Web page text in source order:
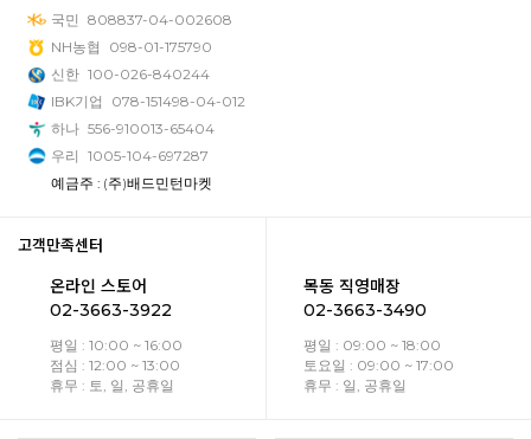
국민 808837-04-002608
NH농협
098-01-175790
신한 100-026-840244
IBK기업
078-151498-04-012
하나 556-910013-65404
우리 1005-104-697287
예금주 : (주)배드민턴마켓
고객만족센터
온라인 스토어
02-3663-3922
평일 : 10:00 ~ 16:00
점심 : 12:00 ~ 13:00
휴무 : 토, 일, 공휴일
목동 직영매장
02-3663-3490
평일 : 09:00 ~ 18:00
토요일 : 09:00 ~ 17:00
휴무 : 일, 공휴일